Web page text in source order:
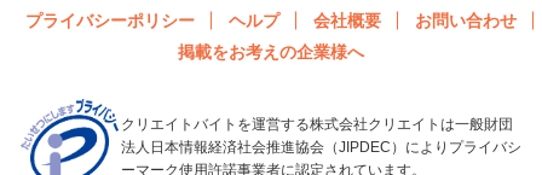
プライバシーポリシー
ヘルプ 会社概要
お問い合わせ
掲載をお考えの企業様へ
クリエイトバイトを運営する株式会社クリエイトは一般財団
法人日本情報経済社会推進協会（JIPDEC）によりプライバシ
ーマーク使用許諾事業者に認定されています。